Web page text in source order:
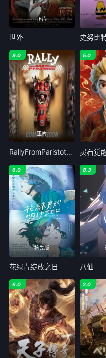
正片
世外 史努比
正片
9.0
RallyFromParistothePyramids
5.0
灵石觉
抢先版
6.0
花绿青绽放之日
8.3
八仙
6.0 2.0